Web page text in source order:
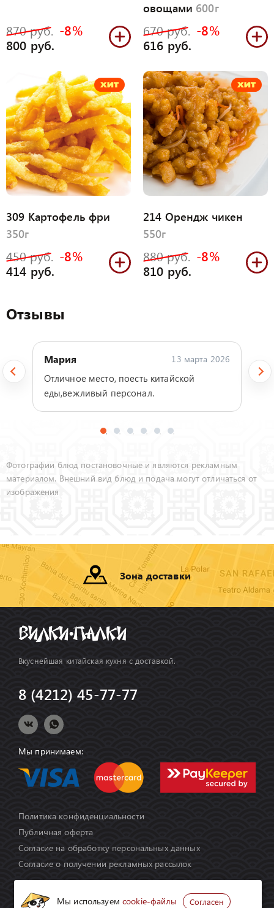
870 руб. -8%
800 руб.
овощами 600г
670 руб. -8%
616 руб.
309 Картофель фри
350г
450 руб. -8%
414 руб.
214 Орендж чикен
550г
880 руб. -8%
810 руб.
Отзывы
Мария 13 марта 2026
Отличное место, поесть китайской
еды,вежливый персонал.
Фотографии блюд постановочные и являются рекламным
материалом. Внешний вид блюд и подача могут отличаться от
изображения
Зона доставки
Вкуснейшая китайская кухня с доставкой.
8 (4212) 45-77-77
Мы принимаем:
Политика конфиденциальности
Публичная оферта
Согласие на обработку персональных данных
Согласие о получении рекламных рассылок
Мы используем cookie-файлы Согласен